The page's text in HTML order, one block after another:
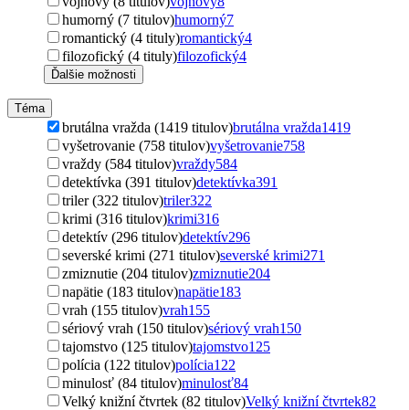
humorný (7 titulov)humorný7
romantický (4 tituly)romantický4
filozofický (4 tituly)filozofický4
Ďalšie možnosti
Téma
brutálna vražda (1419 titulov)brutálna vražda1419
vyšetrovanie (758 titulov)vyšetrovanie758
vraždy (584 titulov)vraždy584
detektívka (391 titulov)detektívka391
triler (322 titulov)triler322
krimi (316 titulov)krimi316
detektív (296 titulov)detektív296
severské krimi (271 titulov)severské krimi271
zmiznutie (204 titulov)zmiznutie204
napätie (183 titulov)napätie183
vrah (155 titulov)vrah155
sériový vrah (150 titulov)sériový vrah150
tajomstvo (125 titulov)tajomstvo125
polícia (122 titulov)polícia122
minulosť (84 titulov)minulosť84
Velký knižní čtvrtek (82 titulov)Velký knižní čtvrtek82